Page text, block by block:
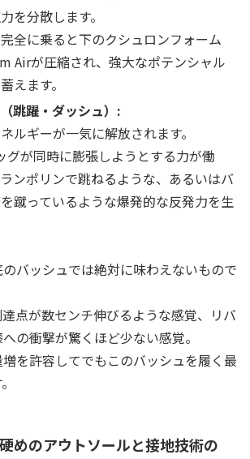
を分散します。
全に乗ると下のクシュロンフォーム
Airが圧縮され、強大なポテンシャル
えます。
跳躍・ダッシュ）:
ルギーが一気に解放されます。
グが同時に膨張しようとする力が働
ンポリンで跳ねるような、あるいはバ
蹴っているような爆発的な反発力を生
バッシュでは絶対に味わえないもので
点が数センチ伸びるような感覚、リバ
の衝撃が驚くほど少ない感覚。
を許容してでもこのバッシュを履く最
めのアウトソールと接地技術の